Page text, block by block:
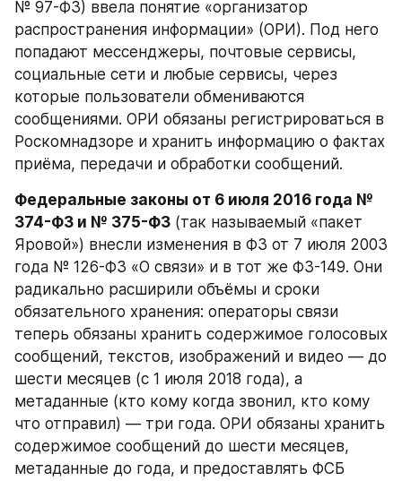
№ 97-ФЗ) ввела понятие «организатор
распространения информации» (ОРИ). Под него
попадают мессенджеры, почтовые сервисы,
социальные сети и любые сервисы, через
которые пользователи обмениваются
сообщениями. ОРИ обязаны регистрироваться в
Роскомнадзоре и хранить информацию о фактах
приёма, передачи и обработки сообщений.
Федеральные законы от 6 июля 2016 года №
374-ФЗ и № 375-ФЗ (так называемый «пакет
Яровой») внесли изменения в ФЗ от 7 июля 2003
года № 126-ФЗ «О связи» и в тот же ФЗ-149. Они
радикально расширили объёмы и сроки
обязательного хранения: операторы связи
теперь обязаны хранить содержимое голосовых
сообщений, текстов, изображений и видео — до
шести месяцев (с 1 июля 2018 года), а
метаданные (кто кому когда звонил, кто кому
что отправил) — три года. ОРИ обязаны хранить
содержимое сообщений до шести месяцев,
метаданные до года, и предоставлять ФСБ